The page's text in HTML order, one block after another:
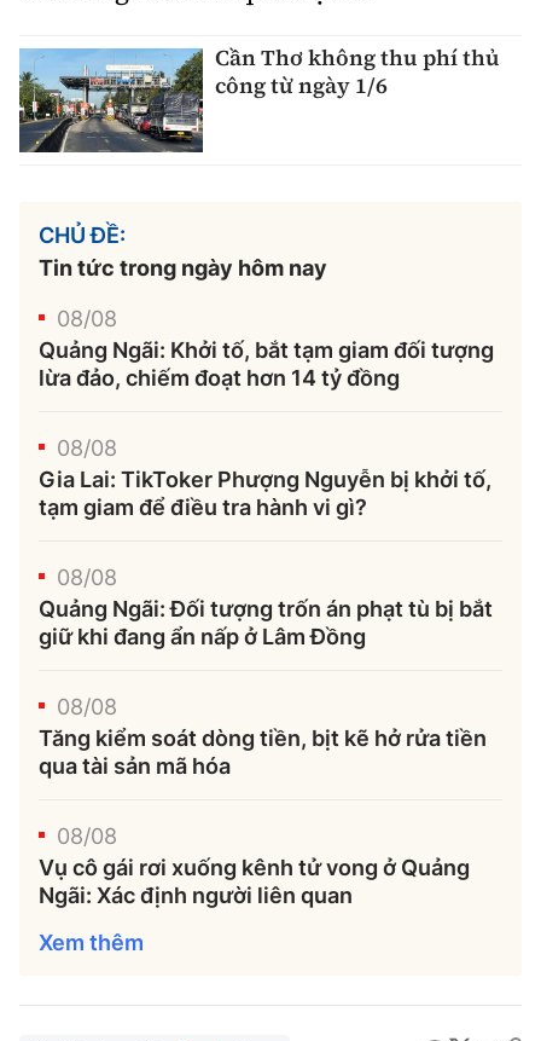
Cần Thơ không thu phí thủ
công từ ngày 1/6
CHỦ ĐỀ:
Tin tức trong ngày hôm nay
08/08
Quảng Ngãi: Khởi tố, bắt tạm giam đối tượng
lừa đảo, chiếm đoạt hơn 14 tỷ đồng
08/08
Gia Lai: TikToker Phượng Nguyễn bị khởi tố,
tạm giam để điều tra hành vi gì?
08/08
Quảng Ngãi: Đối tượng trốn án phạt tù bị bắt
giữ khi đang ẩn nấp ở Lâm Đồng
08/08
Tăng kiểm soát dòng tiền, bịt kẽ hở rửa tiền
qua tài sản mã hóa
08/08
Vụ cô gái rơi xuống kênh tử vong ở Quảng
Ngãi: Xác định người liên quan
Xem thêm